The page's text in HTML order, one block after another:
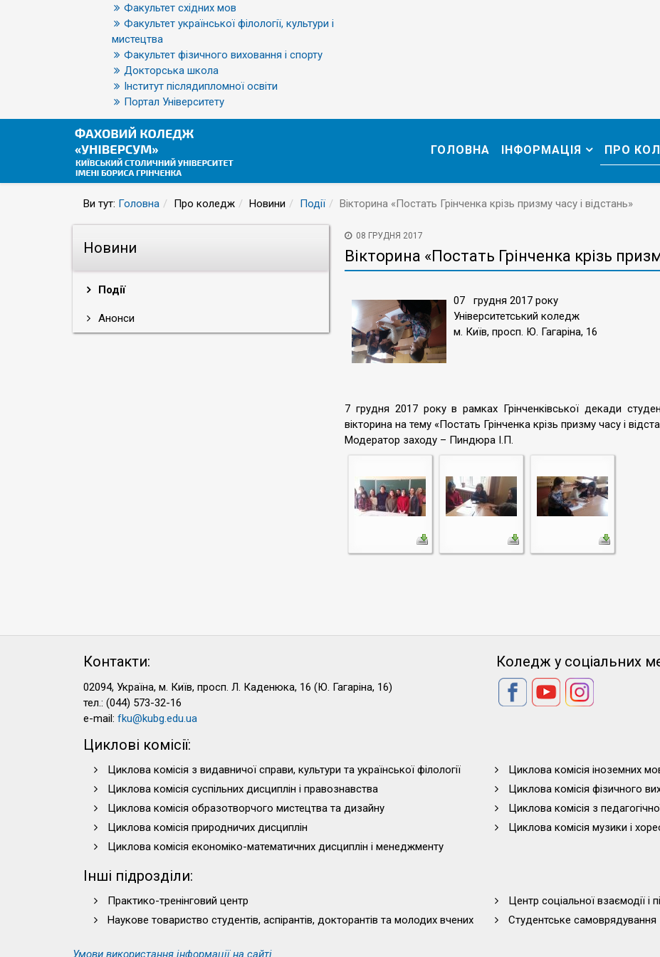
Факультет східних мов
Факультет української філології, культури і
мистецтва
Факультет фізичного виховання і спорту
Докторська школа
Інститут післядипломної освіти
Портал Університету
ГОЛОВНА ІНФОРМАЦІЯ ПРО
Ви тут: Головна Про коледж Новини Події Вікторина «Постать Грінченка крізь призму часу і відстань»
Новини
Події
Анонси
08 ГРУДНЯ 2017
Вікторина «Постать Грінченка крізь
07 грудня 2017 року
Університетський коледж
м. Київ, просп. Ю. Гагаріна, 16
7 грудня 2017 року в рамках Грінченківської декади
вікторина на тему «Постать Грінченка крізь призму часу і
Модератор заходу – Пиндюра І.П.
Контакти:
02094, Україна, м. Київ, просп. Л. Каденюка, 16 (Ю. Гагаріна, 16)
тел.: (044) 573-32-16
e-mail: fku@kubg.edu.ua
Коледж у соціальних
Циклові комісії:
Циклова комісія з видавничої справи, культури та української філології
Циклова комісія іноземних
Циклова комісія суспільних дисциплін і правознавства
Циклова комісія фізичного
Циклова комісія образотворчого мистецтва та дизайну
Циклова комісія з
Циклова комісія природничих дисциплін
Циклова комісія музики і
Циклова комісія економіко-математичних дисциплін і менеджменту
Інші підрозділи:
Практико-тренінговий центр
Центр соціальної взаємодії і
Наукове товариство студентів, аспірантів, докторантів та молодих вчених
Студентське самоврядування
Умови використання інформації на сайті